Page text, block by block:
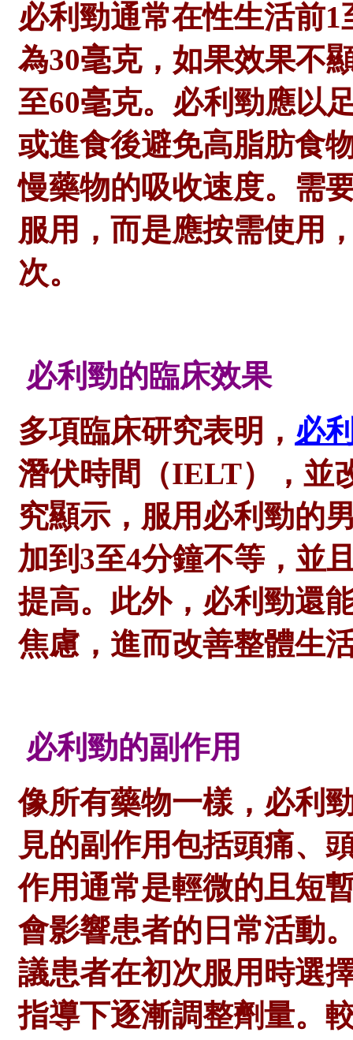
必利勁通常在性生活前1
為30毫克，如果效果不
至60毫克。必利勁應以
或進食後避免高脂肪食
慢藥物的吸收速度。需
服用，而是應按需使用
次。
必利勁的臨床效果
多項臨床研究表明， 必
潛伏時間（IELT），並
究顯示，服用必利勁的
加到3至4分鐘不等，並
提高。此外，必利勁還
焦慮，進而改善整體生
必利勁的副作用
像所有藥物一樣，必利
見的副作用包括頭痛、
作用通常是輕微的且短
會影響患者的日常活動
議患者在初次服用時選
指導下逐漸調整劑量。